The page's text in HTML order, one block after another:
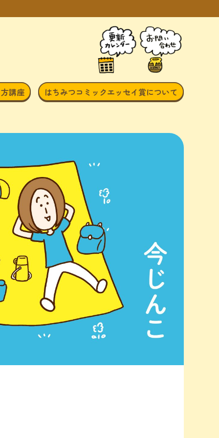
講座 はちみつコミックエッセイ賞について